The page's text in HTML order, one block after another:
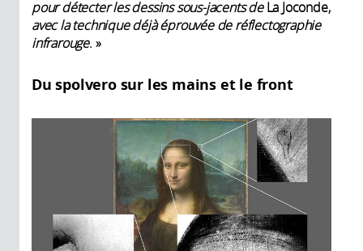
pour détecter les dessins sous-jacents deLa Joconde,
avec la technique déjà éprouvée de réflectographie
infrarouge. »
Du spolvero sur les mains et le front